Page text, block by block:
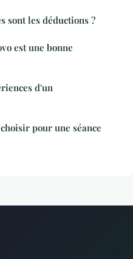
sont les déductions ?
est une bonne
d'un
pour une séance